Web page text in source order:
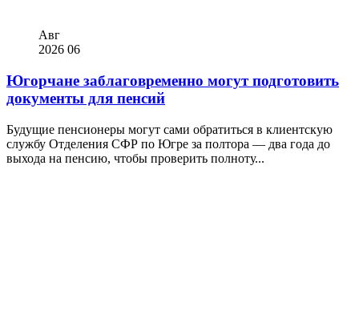
Авг
2026 06
Югорчане заблаговременно могут подготовить
документы для пенсий
Будущие пенсионеры могут сами обратиться в клиентскую
службу Отделения СФР по Югре за полтора — два года до
выхода на пенсию, чтобы проверить полноту...